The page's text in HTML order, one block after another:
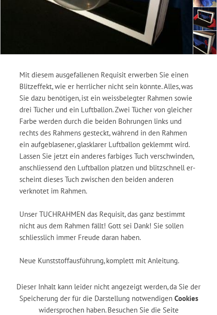
Mit diesem ausgefallenen Requisit erwerben Sie einen
Blitzeffekt, wie er herrlicher nicht sein könnte. Alles, was
Sie dazu benötigen, ist ein weissbelegter Rahmen sowie
drei Tücher und ein Luftballon. Zwei Tücher von gleicher
Farbe werden durch die beiden Bohrungen links und
rechts des Rahmens gesteckt, während in den Rahmen
ein aufgeblasener, glasklarer Luftballon geklemmt wird.
Lassen Sie jetzt ein anderes farbiges Tuch verschwinden,
anschliessend den Luftballon platzen und blitzschnell er-
scheint dieses Tuch zwischen den beiden anderen
verknotet im Rahmen.
Unser TUCHRAHMEN das Requisit, das ganz bestimmt
nicht aus dem Rahmen fällt! Gott sei Dank! Sie sollen
schliesslich immer Freude daran haben.
Neue Kunststoffausführung, komplett mit Anleitung.
Dieser Inhalt kann leider nicht angezeigt werden, da Sie der
Speicherung der für die Darstellung notwendigen Cookies
widersprochen haben. Besuchen Sie die Seite